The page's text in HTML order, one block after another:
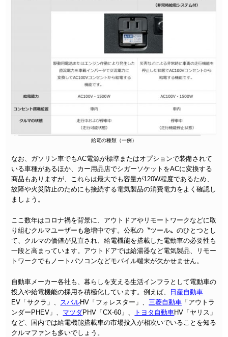
給電の種類（一例）
なお、ガソリン車でもAC電源が標準またはオプションで装備されて
いる車種があるほか、カー用品店でシガーソケットをACに変換する
商品もありますが、これらは最大でも容量が120W程度であるため、
故障や火災防止のためにも接続する電気製品の消費電力をよく確認し
ましょう。
ここ数年はコロナ禍を背景に、アウトドアやリモートワークなどに取
り組むクルマユーザーも急増中です。公私の〝ツール〟のひとつとし
て、クルマの価値が見直され、給電機能を搭載した電動車の必要性も
一段と高まっています。アウトドアでは給湯器など電気製品、リモー
トワークでもノートパソコンなどモバイル端末が欠かせません。
自動車メーカー各社も、暮らしを支える生活インフラとして電動車の
投入や給電機能の採用を積極化しています。例えば、
日産自動車
EV「サクラ」、 スバルHV「フォレスター」、三菱自動車 「アウトラ
ンダーPHEV」、 マツダPHV「CX-60」、 トヨタ自動車HV「ヤリス」
など、国内では給電機能搭載車の市場投入が相次いでいることを知る
クルマファンも多いでしょう。